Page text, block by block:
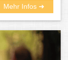
Mehr Infos ➜